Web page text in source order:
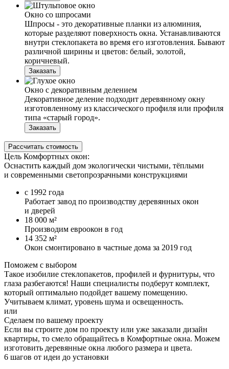
Окно со шпросами
Шпросы - это декоративные планки из алюминия,
которые разделяют поверхность окна. Устанавливаются
внутри стеклопакета во время его изготовления. Бывают
различной ширины и цветов: белый, золотой,
коричневый.
Заказать
Окно с декоративным делением
Декоративное деление подходит деревянному окну
изготовленному из классического профиля или профиля
типа «старый город».
Заказать
Рассчитать стоимость
Цель Комфортных окон:
Оснастить каждый дом экологически чистыми, тёплыми
и современными светопрозрачными конструкциями
с 1992 года
Работает завод по производству деревянных окон
и дверей
18 000 м²
Производим евроокон в год
14 352 м²
Окон смонтировано в частные дома за 2019 год
Поможем с выбором
Такое изобилие стеклопакетов, профилей и фурнитуры, что
глаза разбегаются! Наши специалисты подберут комплект,
который оптимально подойдет вашему помещению.
Учитываем климат, уровень шума и освещенность.
или
Сделаем по вашему проекту
Если вы строите дом по проекту или уже заказали дизайн
квартиры, то смело обращайтесь в Комфортные окна. Можем
изготовить деревянные окна любого размера и цвета.
6 шагов от идеи до установки